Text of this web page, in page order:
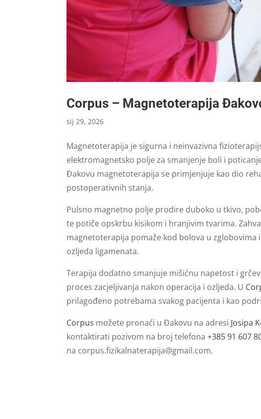
Corpus – Magnetoterapija
sij 29, 2026
Magnetoterapija je sigurna i neinvazivna
elektromagnetsko polje za smanjenje boli i
Đakovu magnetoterapija se primjenjuje kao dio
postoperativnih stanja.
Pulsno magnetno polje prodire duboko u tkivo,
te potiče opskrbu kisikom i hranjivim tvarima.
magnetoterapija pomaže kod bolova u
ozljeda ligamenata.
Terapija dodatno smanjuje mišićnu napetost i
proces zacjeljivanja nakon operacija i ozljeda. U
prilagođeno potrebama svakog pacijenta i kao
Corpus možete pronaći u Đakovu na adresi Josipa
kontaktirati pozivom na broj telefona+385 91 607
na corpus.fizikalnaterapija@gmail.com.